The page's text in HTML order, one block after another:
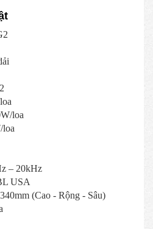
loa
loa
– 20kHz
USA
(Cao - Rộng - Sâu)